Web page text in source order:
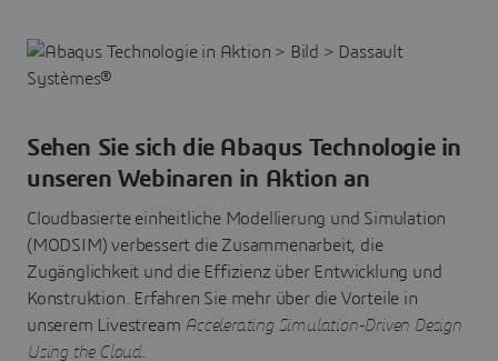
Sehen Sie sich die Abaqus Technologie in
unseren Webinaren in Aktion an
Cloudbasierte einheitliche Modellierung und Simulation
(MODSIM) verbessert die Zusammenarbeit, die
Zugänglichkeit und die Effizienz über Entwicklung und
Konstruktion. Erfahren Sie mehr über die Vorteile in
unserem Livestream Accelerating Simulation-Driven Design
Using the Cloud